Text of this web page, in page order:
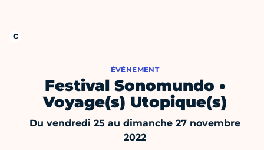
ÉVÈNEMENT
Festival Sonomundo •
Voyage(s) Utopique(s)
Du vendredi 25 au dimanche 27 novembre
2022